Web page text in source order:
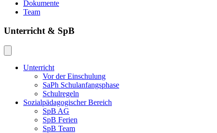
Dokumente
Team
Unterricht & SpB
Unterricht
Vor der Einschulung
SaPh Schulanfangsphase
Schulregeln
Sozialpädagogischer Bereich
SpB AG
SpB Ferien
SpB Team